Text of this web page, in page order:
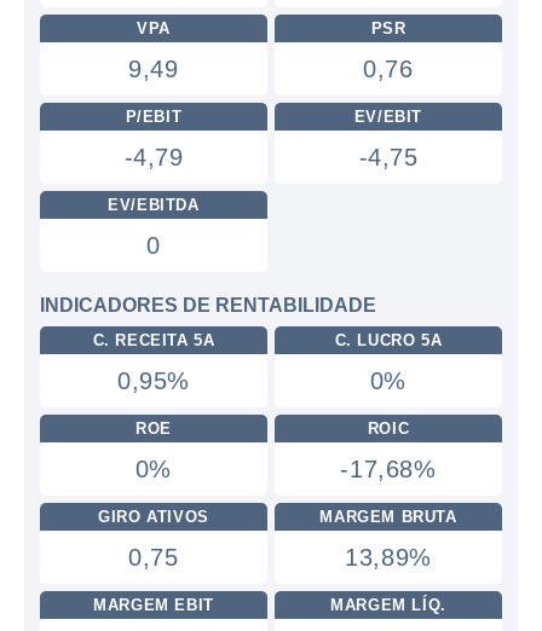
VPA
9,49
PSR
0,76
P/EBIT
-4,79
EV/EBIT
-4,75
EV/EBITDA
0
INDICADORES DE RENTABILIDADE
C. RECEITA 5A
0,95%
C. LUCRO 5A
0%
ROE
0%
ROIC
-17,68%
GIRO ATIVOS
0,75
MARGEM BRUTA
13,89%
MARGEM EBIT MARGEM LÍQ.